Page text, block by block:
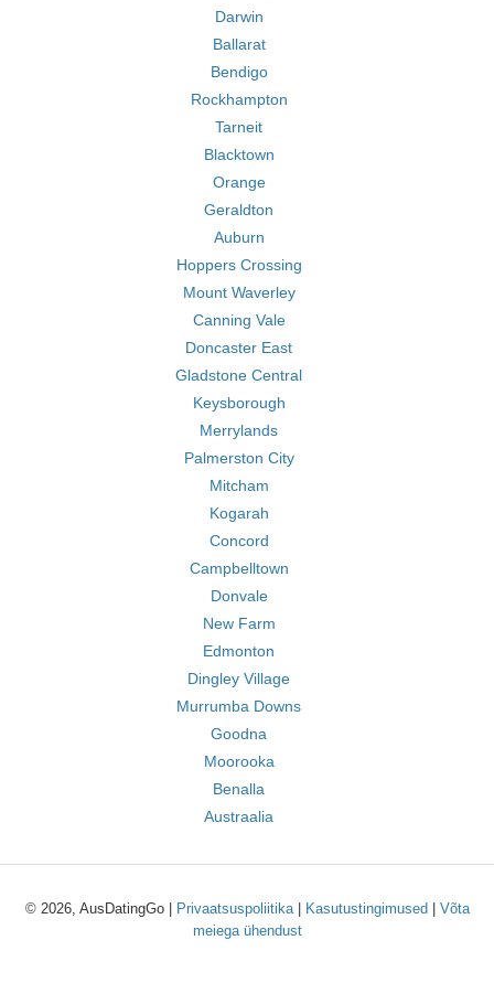
Darwin
Ballarat
Bendigo
Rockhampton
Tarneit
Blacktown
Orange
Geraldton
Auburn
Hoppers Crossing
Mount Waverley
Canning Vale
Doncaster East
Gladstone Central
Keysborough
Merrylands
Palmerston City
Mitcham
Kogarah
Concord
Campbelltown
Donvale
New Farm
Edmonton
Dingley Village
Murrumba Downs
Goodna
Moorooka
Benalla
Austraalia
© 2026, AusDatingGo | Privaatsuspoliitika| Kasutustingimused
Võta
meiega ühendust